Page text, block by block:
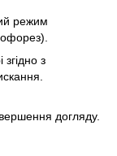
режим
з
догляду.